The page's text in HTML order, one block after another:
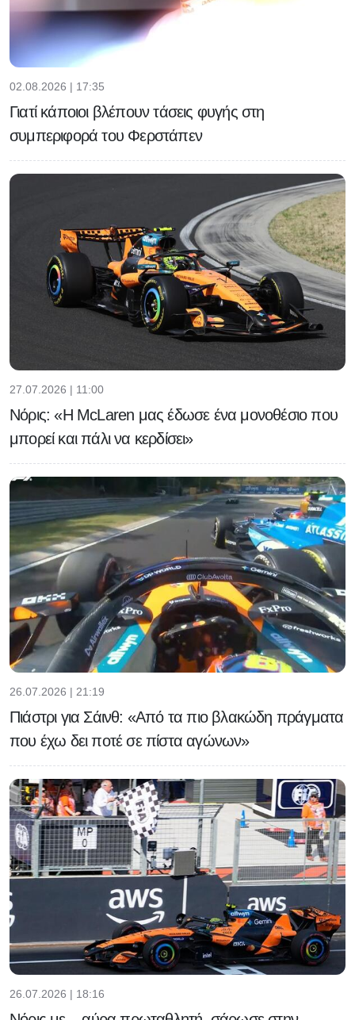
02.08.2026 | 17:35
Γιατί κάποιοι βλέπουν τάσεις φυγής στη
συμπεριφορά του Φερστάπεν
27.07.2026 | 11:00
Νόρις: «Η McLaren μας έδωσε ένα μονοθέσιο που
μπορεί και πάλι να κερδίσει»
26.07.2026 | 21:19
Πιάστρι για Σάινθ: «Από τα πιο βλακώδη πράγματα
που έχω δει ποτέ σε πίστα αγώνων»
26.07.2026 | 18:16